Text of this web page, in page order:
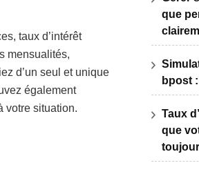
taux d’intérêt
mensualités,
d’un seul et unique
également
votre situation.
que
bpost
Taux
que